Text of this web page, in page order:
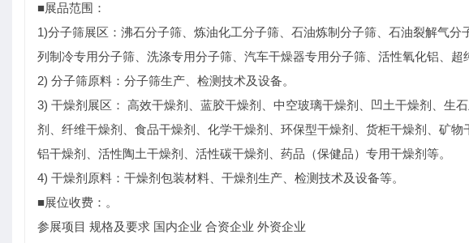
■展品范围：
1)分子筛展区：沸石分子筛、炼油化工分子筛、石油炼制分子筛、石油裂解气
列制冷专用分子筛、洗涤专用分子筛、汽车干燥器专用分子筛、活性氧化铝、
2) 分子筛原料：分子筛生产、检测技术及设备。
3) 干燥剂展区： 高效干燥剂、蓝胶干燥剂、中空玻璃干燥剂、凹土干燥剂、生
剂、纤维干燥剂、食品干燥剂、化学干燥剂、环保型干燥剂、货柜干燥剂、矿
铝干燥剂、活性陶土干燥剂、活性碳干燥剂、药品（保健品）专用干燥剂等。
4) 干燥剂原料：干燥剂包装材料、干燥剂生产、检测技术及设备等。
■展位收费：。
参展项目 规格及要求 国内企业 合资企业 外资企业